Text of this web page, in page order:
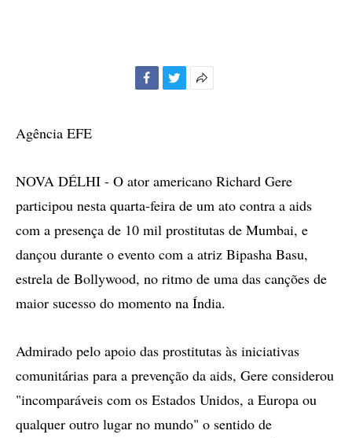
Agência EFE
NOVA DÉLHI - O ator americano Richard Gere
participou nesta quarta-feira de um ato contra a aids
com a presença de 10 mil prostitutas de Mumbai, e
dançou durante o evento com a atriz Bipasha Basu,
estrela de Bollywood, no ritmo de uma das canções de
maior sucesso do momento na Índia.
Admirado pelo apoio das prostitutas às iniciativas
comunitárias para a prevenção da aids, Gere considerou
"incomparáveis com os Estados Unidos, a Europa ou
qualquer outro lugar no mundo" o sentido de